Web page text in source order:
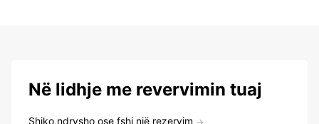
Në lidhje me revervimin tuaj
Shiko,ndrysho ose fshi një rezervim